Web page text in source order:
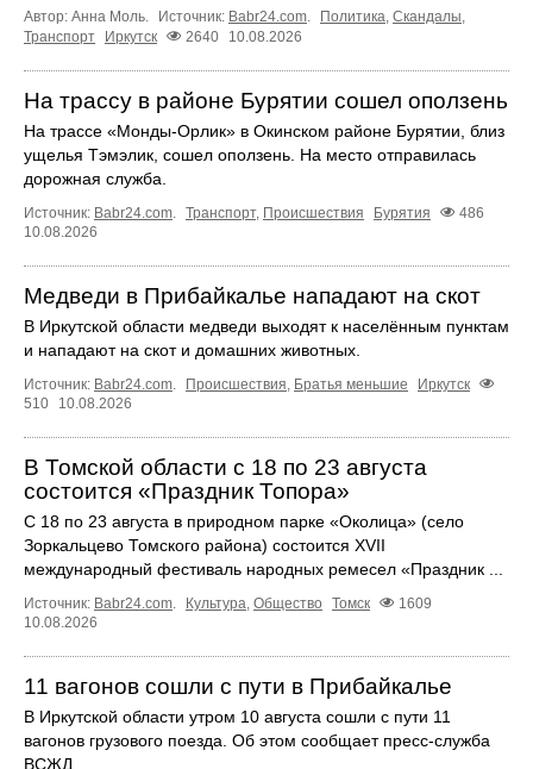
Автор: Анна Моль. Источник: Babr24.com. Политика, Скандалы,
Транспорт
Иркутск 2640 10.08.2026
На трассу в районе Бурятии сошел оползень
На трассе «Монды-Орлик» в Окинском районе Бурятии, близ
ущелья Тэмэлик, сошел оползень. На место отправилась
дорожная служба.
Источник: Babr24.com. Транспорт, Происшествия Бурятия
486
10.08.2026
Медведи в Прибайкалье нападают на скот
В Иркутской области медведи выходят к населённым пунктам
и нападают на скот и домашних животных.
Источник: Babr24.com. Происшествия, Братья меньшие
Иркутск
510
10.08.2026
В Томской области с 18 по 23 августа
состоится «Праздник Топора»
С 18 по 23 августа в природном парке «Околица» (село
Зоркальцево Томского района) состоится XVII
международный фестиваль народных ремесел «Праздник ...
Источник: Babr24.com. Культура, Общество Томск
1609
10.08.2026
11 вагонов сошли с пути в Прибайкалье
В Иркутской области утром 10 августа сошли с пути 11
вагонов грузового поезда. Об этом сообщает пресс‑служба
ВСЖД.